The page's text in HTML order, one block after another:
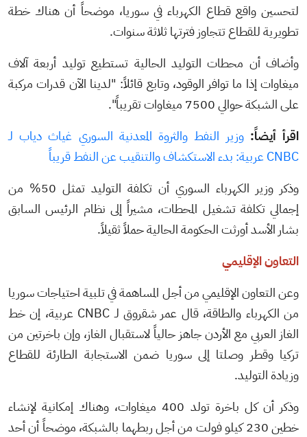
لتحسين واقع قطاع الكهرباء في سوريا، موضحاً أن هناك خطة
تطويرية للقطاع تتجاوز فترتها ثلاثة سنوات.
وأضاف أن محطات التوليد الحالية تستطيع توليد أربعة آلاف
ميغاوات إذا ما توافر الوقود، وتابع قائلاً: "لدينا الآن قدرات مركبة
على الشبكة حوالي 7500 ميغاوات تقريباً".
اقرأ أيضاً:وزير النفط والثروة المعدنية السوري غياث دياب لـ
CNBC عربية: بدء الاستكشاف والتنقيب عن النفط قريباً
وذكر وزير الكهرباء السوري أن تكلفة التوليد تمثل 50% من
إجمالي تكلفة تشغيل المحطات، مشيراً إلى نظام الرئيس السابق
بشار الأسد أورثت الحكومة الحالية حملاً ثقيلاً.
التعاون الإقليمي
وعن التعاون الإقليمي من أجل المساهمة في تلبية احتياجات سوريا
من الكهرباء والطاقة، قال عمر شقروق لـ CNBC عربية، إن خط
الغاز العربي مع الأردن جاهز حالياً لاستقبال الغاز، وإن باخرتين من
تركيا وقطر وصلتا إلى سوريا ضمن الاستجابة الطارئة للقطاع
وزيادة التوليد.
وذكر أن كل باخرة تولد 400 ميغاوات، وهناك إمكانية لإنشاء
خطين 230 كيلو فولت من أجل ربطهما بالشبكة، موضحاً أن أحد